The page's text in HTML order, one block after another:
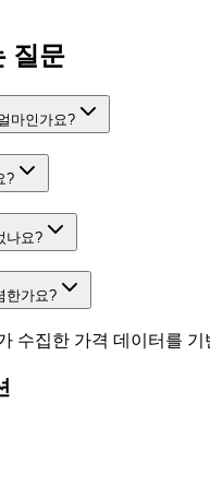
질문
마인가요?
?
나요?
한가요?
수집한 가격 데이터를